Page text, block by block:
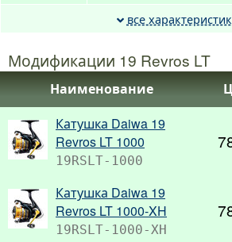
все
Модификации 19 Revros LT
Наименование
Катушка Daiwa 19
Revros LT 1000
19RSLT-1000
Катушка Daiwa 19
Revros LT 1000-XH
19RSLT-1000-XH